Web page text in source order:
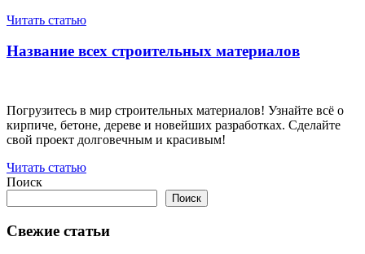
Читать статью
Название всех строительных материалов
Погрузитесь в мир строительных материалов! Узнайте всё о
кирпиче, бетоне, дереве и новейших разработках. Сделайте
свой проект долговечным и красивым!
Читать статью
Поиск
Поиск
Свежие статьи